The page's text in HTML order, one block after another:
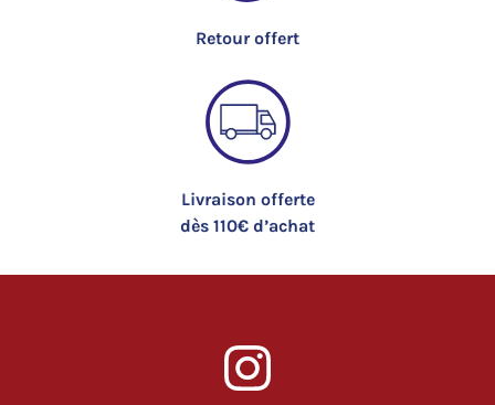
Retour offert
Livraison offerte
dès 110€ d’achat